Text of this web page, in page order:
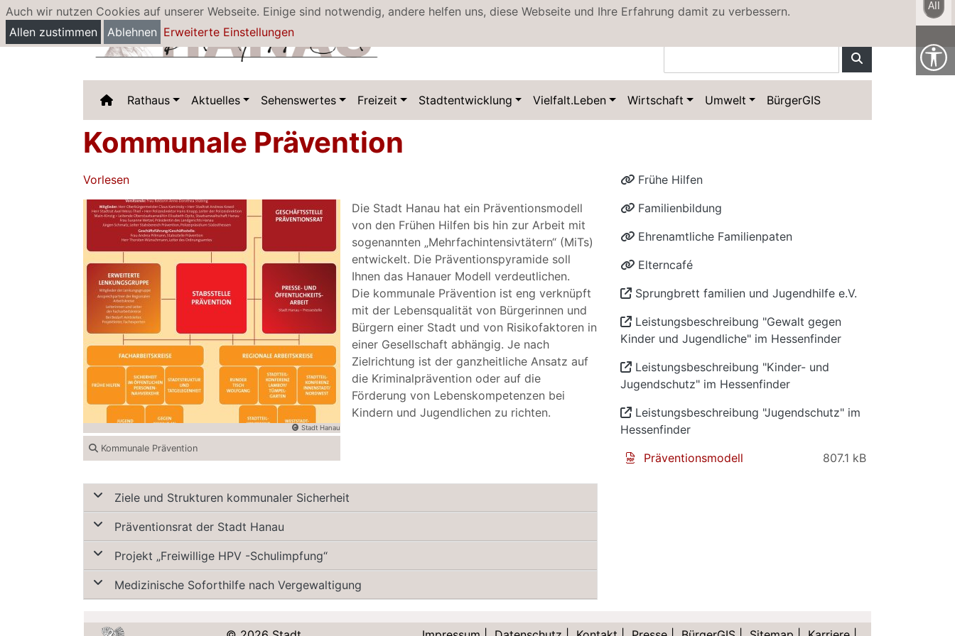
Auch wir nutzen Cookies auf unserer Webseite. Einige sind notwendig, andere helfen uns, diese Webseite und Ihre Erfahrung damit zu verbessern.
Allen zustimmen
Ablehnen Erweiterte Einstellungen
Datenschutz Kontakt Sitemap
Rathaus Aktuelles Sehenswertes Freizeit Stadtentwicklung Vielfalt.Leben Wirtschaft Umwelt BürgerGIS
Kommunale Prävention
Vorlesen
Stadt Hanau
Kommunale Prävention
Die Stadt Hanau hat ein Präventionsmodell
von den Frühen Hilfen bis hin zur Arbeit mit
sogenannten „Mehrfachintensivtätern“ (MiTs)
entwickelt. Die Präventionspyramide soll
Ihnen das Hanauer Modell verdeutlichen.
Die kommunale Prävention ist eng verknüpft
mit der Lebensqualität von Bürgerinnen und
Bürgern einer Stadt und von Risikofaktoren in
einer Gesellschaft abhängig. Je nach
Zielrichtung ist der ganzheitliche Ansatz auf
die Kriminalprävention oder auf die
Förderung von Lebenskompetenzen bei
Kindern und Jugendlichen zu richten.
Ziele und Strukturen kommunaler Sicherheit
Präventionsrat der Stadt Hanau
Projekt „Freiwillige HPV -Schulimpfung“
Medizinische Soforthilfe nach Vergewaltigung
Frühe Hilfen
Familienbildung
Ehrenamtliche Familienpaten
Elterncafé
Sprungbrett familien und Jugendhilfe e.V.
Leistungsbeschreibung "Gewalt gegen
Kinder und Jugendliche" im Hessenfinder
Leistungsbeschreibung "Kinder- und
Jugendschutz" im Hessenfinder
Leistungsbeschreibung "Jugendschutz" im
Hessenfinder
Präventionsmodell
807.1 kB
All